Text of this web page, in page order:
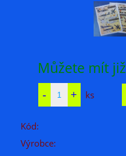
Můžete mít již
ks
Kód:
Výrobce: